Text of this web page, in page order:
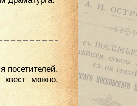
посетителей.
квест можно,